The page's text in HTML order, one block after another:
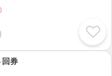
が名づけ、９年前に開業
連携し治療しています。
っていたのですが低価
いていました。
回券